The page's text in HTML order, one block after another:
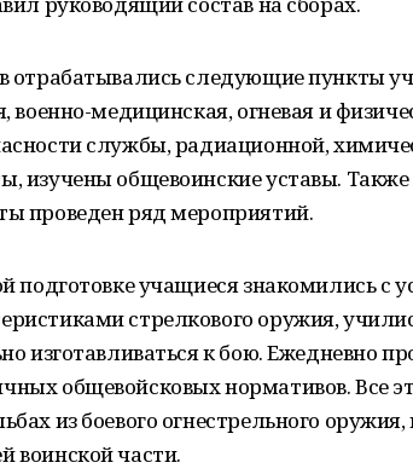
отрабатывались следующие пункты
военно-медицинская, огневая и
службы, радиационной,
изучены общевоинские уставы.
проведен ряд мероприятий.
подготовке учащиеся знакомились с
стрелкового оружия,
изготавливаться к бою. Ежедневно
общевойсковых нормативов. Все
из боевого огнестрельного
воинской части.